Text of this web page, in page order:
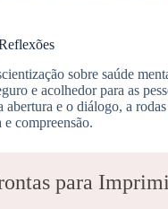
sobre saúde
e acolhedor para as
e o diálogo, a
compreensão.
para